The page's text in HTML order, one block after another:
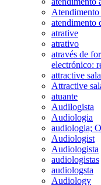
atendimento
atrative
atrativo
através de
electrónico:
attractive
Attractive
atuante
Audilogista
Audiologia
audiologia;
Audiologist
Audiologista
audiologistas
audiologsta
Audiology